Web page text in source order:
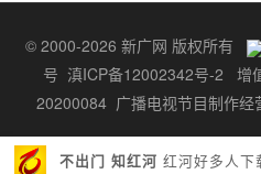
© 2000-2026 新广网 版权所有
号 滇ICP备12002342号-2
增
20200084 广播电视节目制作
不出门 知红河 红河好多人下